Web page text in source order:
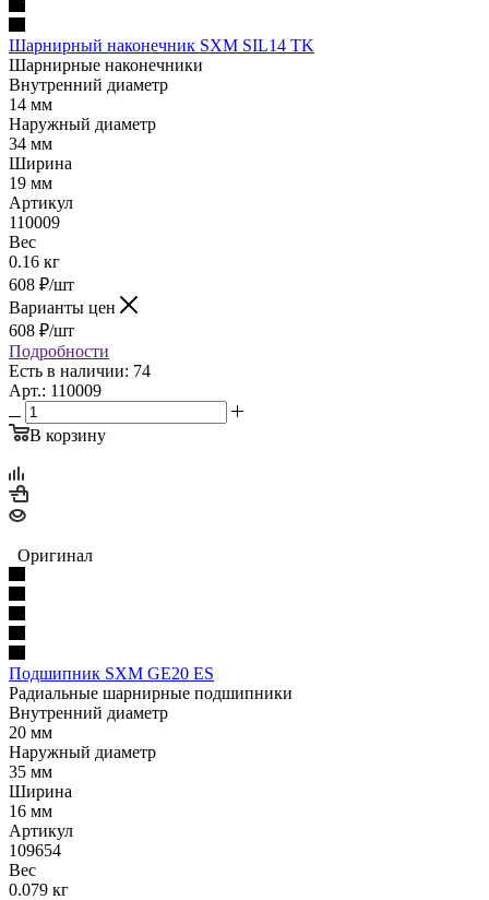
Шарнирный наконечник SXM SIL14 TK
Шарнирные наконечники
Внутренний диаметр
14 мм
Наружный диаметр
34 мм
Ширина
19 мм
Артикул
110009
Вес
0.16 кг
608 ₽/шт
Варианты цен
608 ₽/шт
Подробности
Есть в наличии: 74
Арт.: 110009
В корзину
Оригинал
Подшипник SXM GE20 ES
Радиальные шарнирные подшипники
Внутренний диаметр
20 мм
Наружный диаметр
35 мм
Ширина
16 мм
Артикул
109654
Вес
0.079 кг